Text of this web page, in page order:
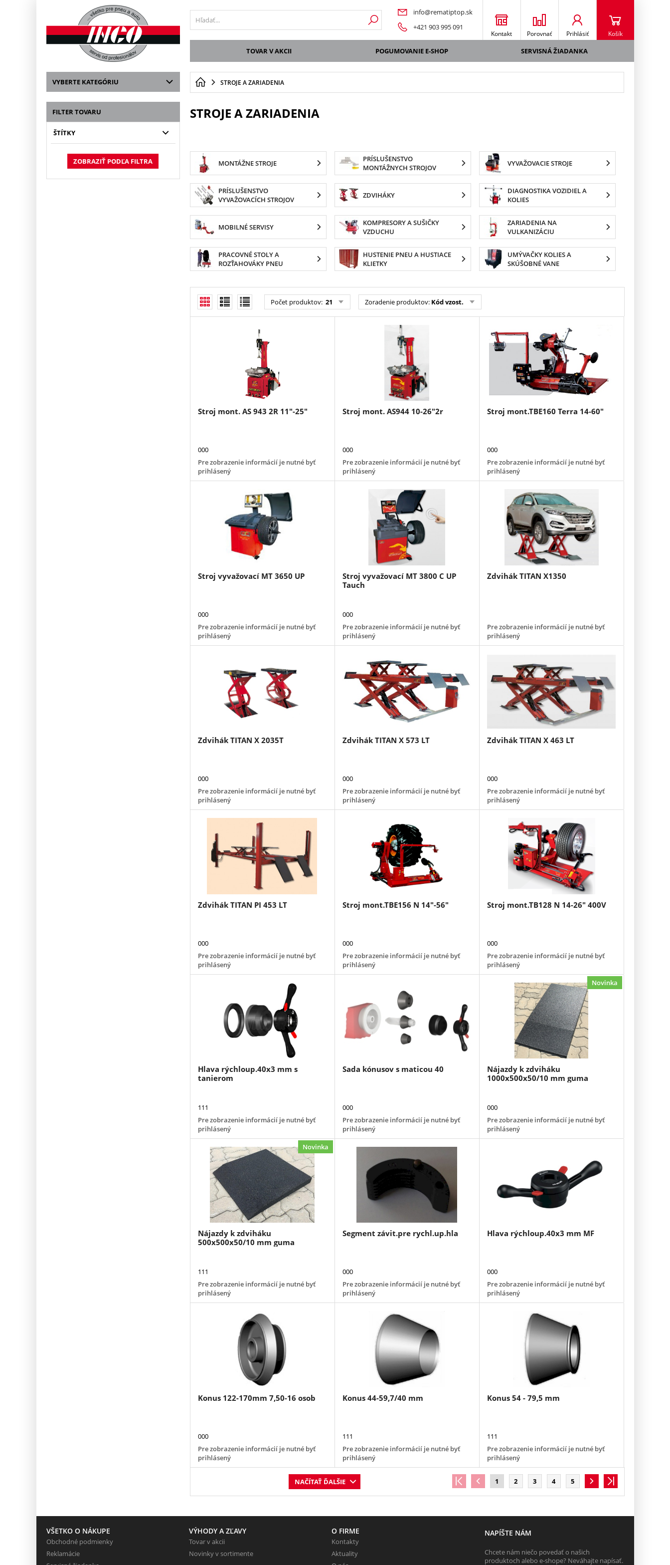
info@rematiptop.sk
+421 903 995 091
Kontakt Porovnať Prihlásiť Košík
TOVAR V AKCII POGUMOVANIE E-SHOP SERVISNÁ ŽIADANKA
VYBERTE KATEGÓRIU
FILTER TOVARU
ŠTÍTKY
ZOBRAZIŤ PODĽA FILTRA
STROJE A ZARIADENIA
STROJE A ZARIADENIA
MONTÁŽNE STROJE
PRÍSLUŠENSTVO
MONTÁŽNYCH STROJOV
VYVAŽOVACIE STROJE
PRÍSLUŠENSTVO
VYVAŽOVACÍCH STROJOV
ZDVIHÁKY
DIAGNOSTIKA VOZIDIEL A
KOLIES
MOBILNÉ SERVISY
KOMPRESORY A SUŠIČKY
VZDUCHU
ZARIADENIA NA
VULKANIZÁCIU
PRACOVNÉ STOLY A
ROZŤAHOVÁKY PNEU
HUSTENIE PNEU A HUSTIACE
KLIETKY
UMÝVAČKY KOLIES A
SKÚŠOBNÉ VANE
Počet produktov: 21 Zoradenie produktov: Kód vzost.
Stroj mont. AS 943 2R 11"-25"
000
Pre zobrazenie informácií je nutné byť
prihlásený
Stroj mont. AS944 10-26"2r
000
Pre zobrazenie informácií je nutné byť
prihlásený
Stroj mont.TBE160 Terra 14-60"
000
Pre zobrazenie informácií je nutné byť
prihlásený
Stroj vyvažovací MT 3650 UP
000
Pre zobrazenie informácií je nutné byť
prihlásený
Stroj vyvažovací MT 3800 C UP
Tauch
000
Pre zobrazenie informácií je nutné byť
prihlásený
Zdvihák TITAN X1350
Pre zobrazenie informácií je nutné byť
prihlásený
Zdvihák TITAN X 2035T
000
Pre zobrazenie informácií je nutné byť
prihlásený
Zdvihák TITAN X 573 LT
000
Pre zobrazenie informácií je nutné byť
prihlásený
Zdvihák TITAN X 463 LT
000
Pre zobrazenie informácií je nutné byť
prihlásený
Zdvihák TITAN PI 453 LT
000
Pre zobrazenie informácií je nutné byť
prihlásený
Stroj mont.TBE156 N 14"-56"
000
Pre zobrazenie informácií je nutné byť
prihlásený
Stroj mont.TB128 N 14-26" 400V
000
Pre zobrazenie informácií je nutné byť
prihlásený
Hlava rýchloup.40x3 mm s
tanierom
111
Pre zobrazenie informácií je nutné byť
prihlásený
Sada kónusov s maticou 40
000
Pre zobrazenie informácií je nutné byť
prihlásený
Novinka
Nájazdy k zdviháku
1000x500x50/10 mm guma
000
Pre zobrazenie informácií je nutné byť
prihlásený
Novinka
Nájazdy k zdviháku
500x500x50/10 mm guma
111
Pre zobrazenie informácií je nutné byť
prihlásený
Segment závit.pre rychl.up.hla
000
Pre zobrazenie informácií je nutné byť
prihlásený
Hlava rýchloup.40x3 mm MF
000
Pre zobrazenie informácií je nutné byť
prihlásený
Konus 122-170mm 7,50-16 osob
000
Pre zobrazenie informácií je nutné byť
prihlásený
Konus 44-59,7/40 mm
111
Pre zobrazenie informácií je nutné byť
prihlásený
Konus 54 - 79,5 mm
111
Pre zobrazenie informácií je nutné byť
prihlásený
NAČÍTAŤ ĎALŠIE 1 2 3 4 5
VŠETKO O NÁKUPE
Obchodné podmienky
Reklamácie
VÝHODY A ZĽAVY
Tovar v akcii
Novinky v sortimente
O FIRME
Kontakty
Aktuality
NAPÍŠTE NÁM
Chcete nám niečo povedať o našich
produktoch alebo e-shope? Neváhajte napísať.